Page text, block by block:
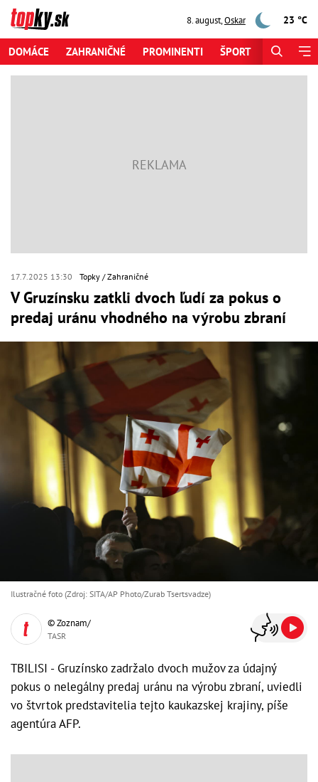
8. august,Oskar 23 °C
DOMÁCE ZAHRANIČNÉ PROMINENTI ŠPORT
17.7.2025 13:30 Topky Zahraničné
V Gruzínsku zatkli dvoch ľudí za pokus o
predaj uránu vhodného na výrobu zbraní
Ilustračné foto (Zdroj: SITA/AP Photo/Zurab Tsertsvadze)
© Zoznam/
TASR
TBILISI - Gruzínsko zadržalo dvoch mužov za údajný
pokus o nelegálny predaj uránu na výrobu zbraní, uviedli
vo štvrtok predstavitelia tejto kaukazskej krajiny, píše
agentúra AFP.